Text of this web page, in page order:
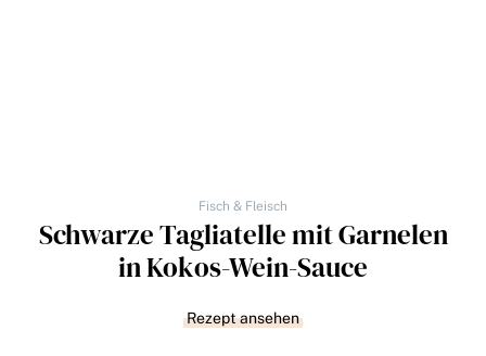
Fisch & Fleisch
Schwarze Tagliatelle mit Garnelen
in Kokos-Wein-Sauce
Rezept ansehen